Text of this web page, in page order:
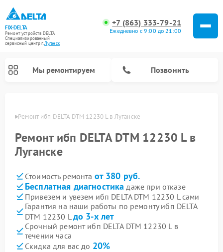
FIX-DELTA
Ремонт устройств DELTA
Специализированный
cервисный центр г.Луганск
+7 (863) 333-79-21
Ежедневно с 9:00 до 21:00
Мы ремонтируем Позвонить
Ремонт ибп DELTA DTM 12230 L в Луганске
Ремонт ибп DELTA DTM 12230 L в
Луганске
Стоимость ремонта от 380 руб.
Бесплатная диагностика даже при отказе
Привезем и увезем ибп DELTA DTM 12230 L сами
Гарантия на наши работы по ремонту ибп DELTA
DTM 12230 Lдо 3-х лет
Срочный ремонт ибп DELTA DTM 12230 L в
течении часа
Скидка для вас до 20%